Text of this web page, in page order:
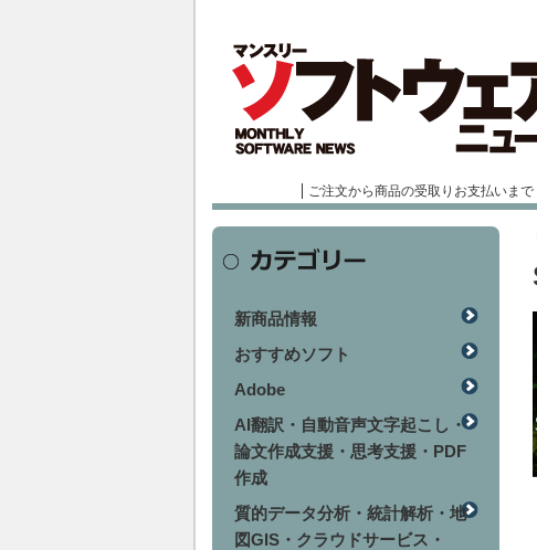
ご注文から商品の受取りお支払いまで
新商品情報
おすすめソフト
Adobe
AI翻訳・自動音声文字起こし・
論文作成支援・思考支援・PDF
作成
質的データ分析・統計解析・地
図GIS・クラウドサービス・